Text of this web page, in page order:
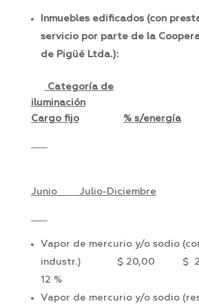
Inmuebles edificados (con
servicio por parte de la
de Pigüé Ltda.):
Categoría de
iluminación
Cargo fijo
% s/energía
Junio Julio-Diciembre
Vapor de mercurio y/o sodio
industr.) $ 20,00
12 %
Vapor de mercurio y/o sodio